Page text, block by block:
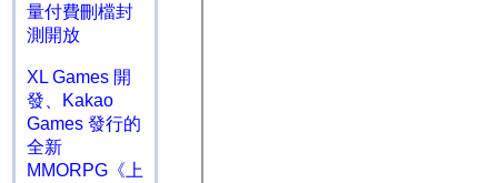
量付費刪檔封
測開放
XL Games 開
發、Kakao
Games 發行的
全新
MMORPG《上